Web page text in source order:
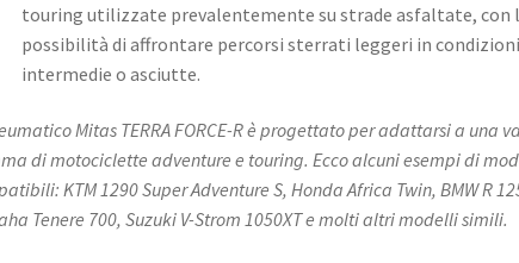
touring utilizzate prevalentemente su strade asfaltate, con
possibilità di affrontare percorsi sterrati leggeri in condizioni
intermedie o asciutte.
Mitas TERRA FORCE-R è progettato per adattarsi a una
di motociclette adventure e touring. Ecco alcuni esempi di
KTM 1290 Super Adventure S, Honda Africa Twin, BMW R
Tenere 700, Suzuki V-Strom 1050XT e molti altri modelli simili.